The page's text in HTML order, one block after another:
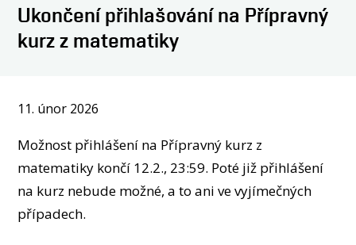
NABÍDKA STUDIJNÍCH PROGRAMŮ
JAKÉ PROJEKTY U NÁS ŘEŠÍME
JAK S NÁMI SPOLUPRACOVAT
O NÁS
O ÚSTAVU
OSOBY
MÉDIA
Ukončení přihlašování na Přípravný
kurz z matematiky
11. únor 2026
Možnost přihlášení na Přípravný kurz z
matematiky končí 12.2., 23:59. Poté již přihlášení
na kurz nebude možné, a to ani ve vyjímečných
případech.